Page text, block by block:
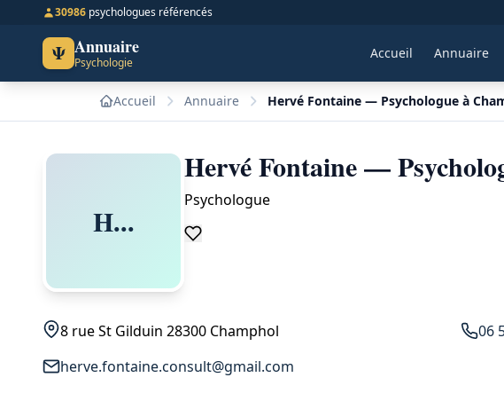
30986 psychologues référencés
Ψ Annuaire
Psychologie
Accueil Annuaire
Accueil Annuaire Hervé Fontaine — Psychologue à
H...
Hervé Fontaine —
Psychologue
8 rue St Gilduin 28300 Champhol
06
herve.fontaine.consult@gmail.com